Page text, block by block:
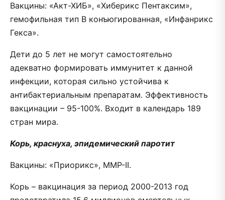
Вакцины: «Акт-ХИБ», «Хиберикс Пентаксим»,
гемофильная тип В конъюгированная, «Инфанрикс
Гекса».
Дети до 5 лет не могут самостоятельно
адекватно формировать иммунитет к данной
инфекции, которая сильно устойчива к
антибактериальным препаратам. Эффективность
вакцинации – 95-100%. Входит в календарь 189
стран мира.
Корь, краснуха, эпидемический паротит
Вакцины: «Приорикс», ММР-II.
Корь – вакцинация за период 2000-2013 год